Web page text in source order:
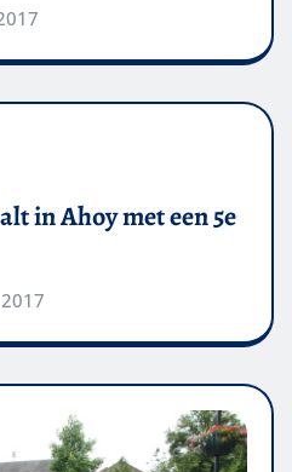
in Ahoy met een 5e